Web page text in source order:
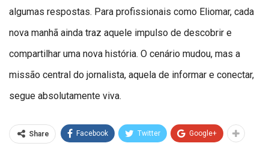
algumas respostas. Para profissionais como Eliomar, cada
nova manhã ainda traz aquele impulso de descobrir e
compartilhar uma nova história. O cenário mudou, mas a
missão central do jornalista, aquela de informar e conectar,
segue absolutamente viva.
Share Facebook Twitter Google+